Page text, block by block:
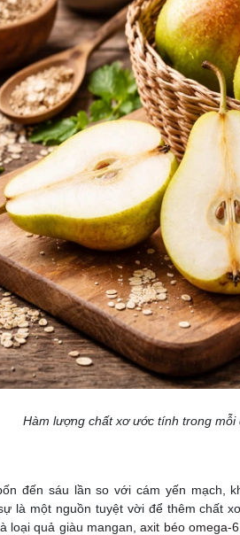
Hàm lượng chất xơ ước tính trong mỗi
đến sáu lần so với cám yến mạch,
là một nguồn tuyệt vời để thêm chất
loại quả giàu mangan,axit béo omega-6